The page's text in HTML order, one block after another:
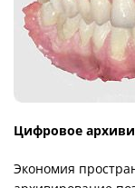
Цифровое
Экономия